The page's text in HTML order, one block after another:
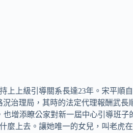
上級引導關系長達23年。宋平順
況治理局，其時的法定代理報酬武長
增添瞭公家對新一屆中心引導班子
上去。讓她唯一的女兒，叫老虎